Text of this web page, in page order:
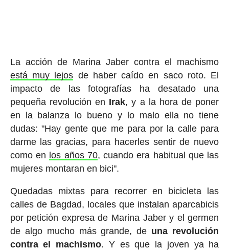
La acción de Marina Jaber contra el machismo
está muy lejos de haber caído en saco roto. El
impacto de las fotografías ha desatado una
pequeña revolución en Irak, y a la hora de poner
en la balanza lo bueno y lo malo ella no tiene
dudas: "Hay gente que me para por la calle para
darme las gracias, para hacerles sentir de nuevo
como en los años 70, cuando era habitual que las
mujeres montaran en bici".
Quedadas mixtas para recorrer en bicicleta las
calles de Bagdad, locales que instalan aparcabicis
por petición expresa de Marina Jaber y el germen
de algo mucho más grande, de una revolución
contra el machismo. Y es que la joven ya ha